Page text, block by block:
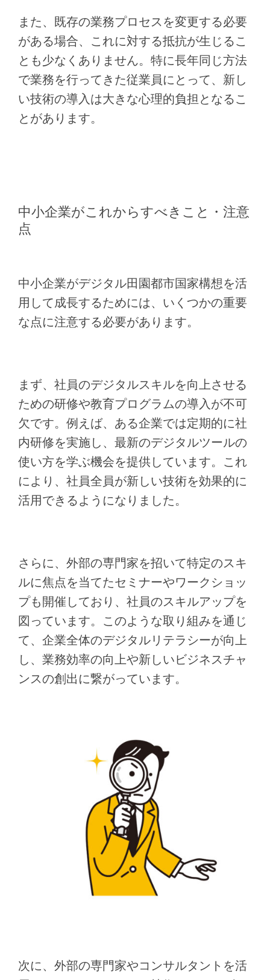
また、既存の業務プロセスを変更する必要
がある場合、これに対する抵抗が生じるこ
とも少なくありません。特に長年同じ方法
で業務を行ってきた従業員にとって、新し
い技術の導入は大きな心理的負担となるこ
とがあります。
中小企業がこれからすべきこと・注意
点
中小企業がデジタル田園都市国家構想を活
用して成長するためには、いくつかの重要
な点に注意する必要があります。
まず、社員のデジタルスキルを向上させる
ための研修や教育プログラムの導入が不可
欠です。例えば、ある企業では定期的に社
内研修を実施し、最新のデジタルツールの
使い方を学ぶ機会を提供しています。これ
により、社員全員が新しい技術を効果的に
活用できるようになりました。
さらに、外部の専門家を招いて特定のスキ
ルに焦点を当てたセミナーやワークショッ
プも開催しており、社員のスキルアップを
図っています。このような取り組みを通じ
て、企業全体のデジタルリテラシーが向上
し、業務効率の向上や新しいビジネスチャ
ンスの創出に繋がっています。
次に、外部の専門家やコンサルタントを活